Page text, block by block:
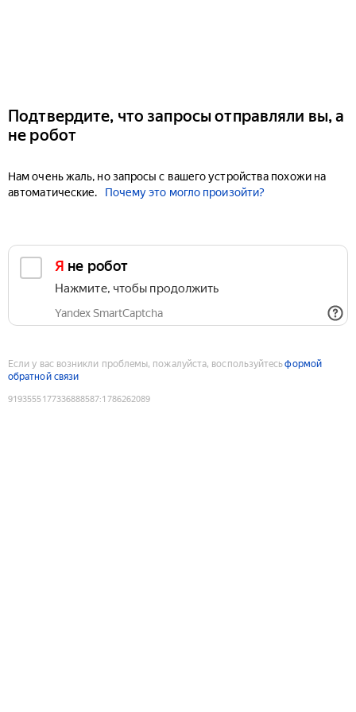
Подтвердите, что запросы отправляли вы, а
не робот
Нам очень жаль, но запросы с вашего устройства похожи на
автоматические.
Почему это могло произойти?
Я не робот
Нажмите, чтобы продолжить
Yandex SmartCaptcha
Если у вас возникли проблемы, пожалуйста, воспользуйтесьформой
обратной связи
9193555177336888587:1786262089